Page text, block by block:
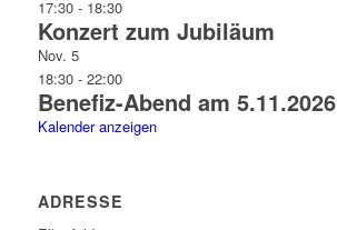
17:30- 18:30
Konzert zum Jubiläum
Nov. 5
18:30- 22:00
Benefiz-Abend am 5.11.2026
Kalender anzeigen
ADRESSE